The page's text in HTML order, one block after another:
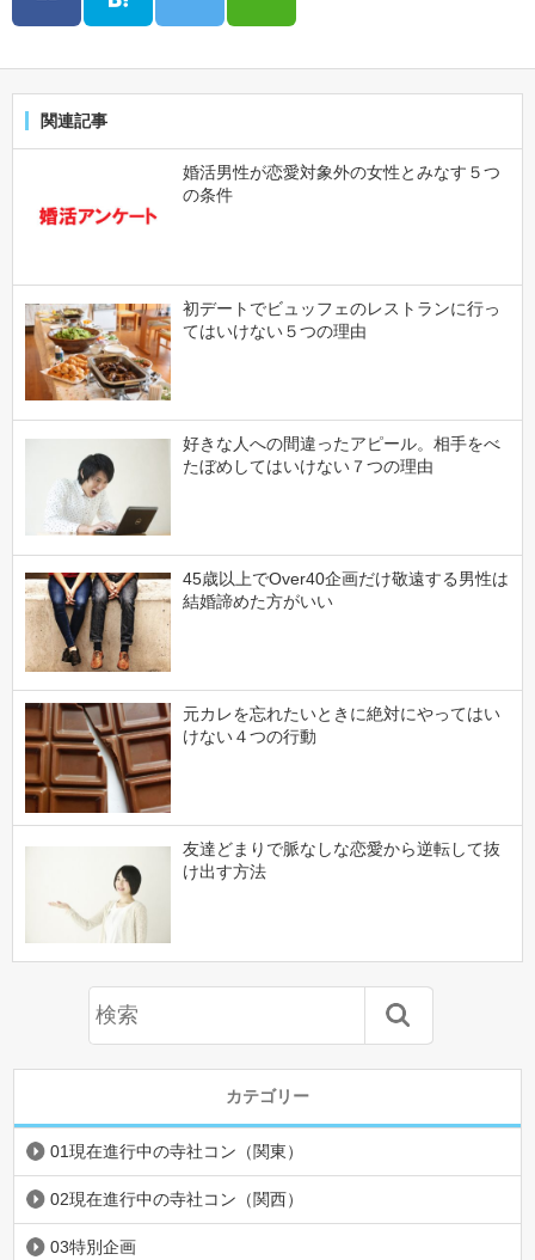
関連記事
婚活男性が恋愛対象外の女性とみなす５つ
の条件
初デートでビュッフェのレストランに行っ
てはいけない５つの理由
好きな人への間違ったアピール。相手をべ
たぼめしてはいけない７つの理由
45歳以上でOver40企画だけ敬遠する男性は
結婚諦めた方がいい
元カレを忘れたいときに絶対にやってはい
けない４つの行動
友達どまりで脈なしな恋愛から逆転して抜
け出す方法
カテゴリー
01現在進行中の寺社コン（関東）
02現在進行中の寺社コン（関西）
03特別企画